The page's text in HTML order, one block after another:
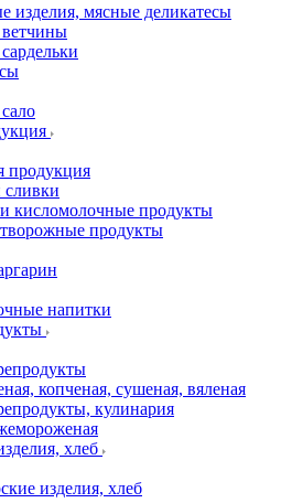
изделия, мясные деликатесы
продукция
кисломолочные продукты
продукты
напитки
копченая, сушеная, вяленая
кулинария
хлеб
изделия, хлеб